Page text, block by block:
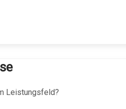
Leistungsfeld?